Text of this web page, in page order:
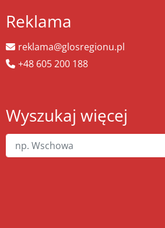
Reklama
reklama@glosregionu.pl
+48 605 200 188
Wyszukaj więcej